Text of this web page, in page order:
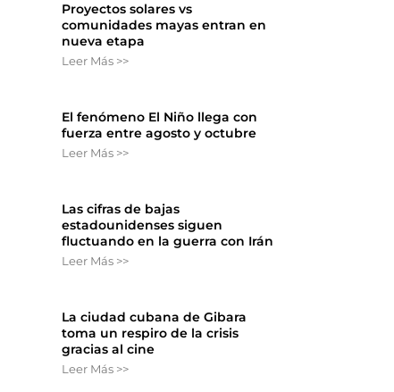
Proyectos solares vs
comunidades mayas entran en
nueva etapa
Leer Más >>
El fenómeno El Niño llega con
fuerza entre agosto y octubre
Leer Más >>
Las cifras de bajas
estadounidenses siguen
fluctuando en la guerra con Irán
Leer Más >>
La ciudad cubana de Gibara
toma un respiro de la crisis
gracias al cine
Leer Más >>